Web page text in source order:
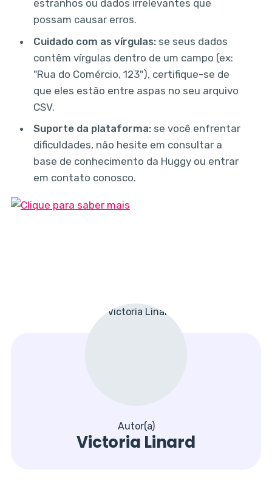
estranhos ou dados irrelevantes que
possam causar erros.
Cuidado com as vírgulas: se seus dados
contêm vírgulas dentro de um campo (ex:
"Rua do Comércio, 123"), certifique-se de
que eles estão entre aspas no seu arquivo
CSV.
Suporte da plataforma: se você enfrentar
dificuldades, não hesite em consultar a
base de conhecimento da Huggy ou entrar
em contato conosco.
Autor(a)
Victoria Linard